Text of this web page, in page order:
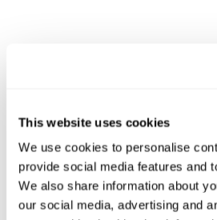
This website uses cookies
We use cookies to personalise
provide social media features and
We also share information about
our social media, advertising and
Desiccant Cartridge
VG95-25-35
596026/00T